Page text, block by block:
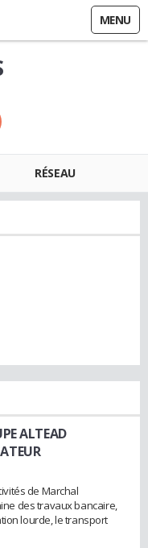
MENU
RÉSEAU
ALTEAD
de Marchal
des travaux bancaire,
lourde, le transport